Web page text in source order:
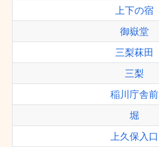
上下の宿
御嶽堂
三梨菻田
三梨
稲川庁舎前
堀
上久保入口